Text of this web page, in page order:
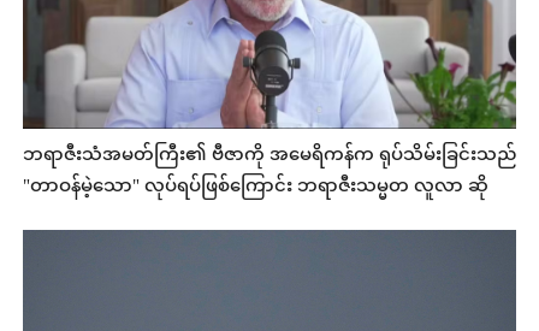
ဘရာဇီးသံအမတ်ကြီး၏ ဗီဇာကို အမေရိကန်က ရုပ်သိမ်းခြင်းသည်
"တာဝန်မဲ့သော" လုပ်ရပ်ဖြစ်ကြောင်း ဘရာဇီးသမ္မတ လူလာ ဆို